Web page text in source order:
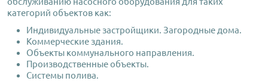
категорий объектов как:
Индивидуальные застройщики. Загородные дома.
Коммерческие здания.
Объекты коммунального направления.
Производственные объекты.
Системы полива.